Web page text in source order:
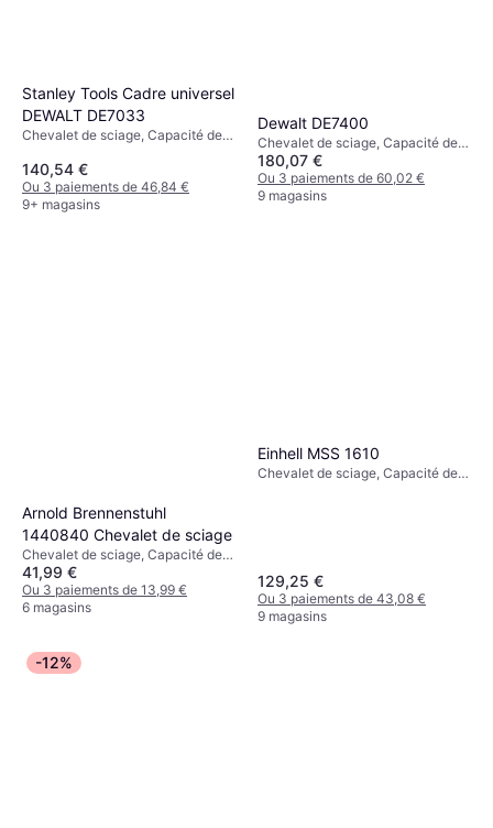
Stanley Tools Cadre universel
DEWALT DE7033
Chevalet de sciage, Capacité de
140,54 €
Ou 3 paiements de 46,84 €
9+ magasins
Dewalt DE7400
Chevalet de sciage, Capacité de
charge (max): 68kg
180,07 €
Ou 3 paiements de 60,02 €
9 magasins
Arnold Brennenstuhl
1440840 Chevalet de sciage
Chevalet de sciage, Capacité de
charge (max): 150kg
41,99 €
Ou 3 paiements de 13,99 €
6 magasins
Einhell MSS 1610
Chevalet de sciage, Capacité de
129,25 €
Ou 3 paiements de 43,08 €
9 magasins
-12%